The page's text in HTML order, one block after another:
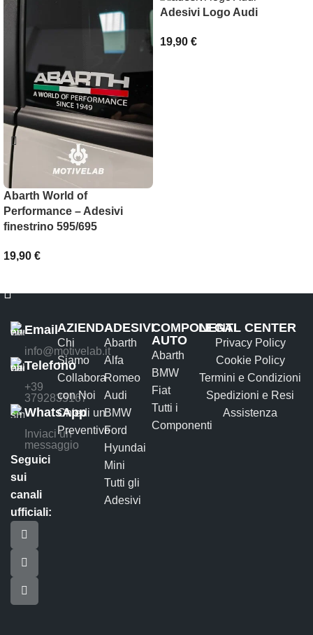
Abarth World of
Performance – Adesivi
finestrino 595/695
19,90 €
Adesivi Logo Audi
19,90 €
Email
info@motivelab.it
Telefono
+39
3792835167
WhatsApp
Inviaci un
messaggio
Seguici
sui
canali
ufficiali:
AZIENDA
Chi
Siamo
Collabora
con Noi
Chiedi un
Preventivo
ADESIVI
Abarth
Alfa
Romeo
Audi
BMW
Ford
Hyundai
Mini
Tutti gli
Adesivi
COMPONENTI
AUTO
Abarth
BMW
Fiat
Tutti i
Componenti
LEGAL CENTER
Privacy Policy
Cookie Policy
Termini e Condizioni
Spedizioni e Resi
Assistenza